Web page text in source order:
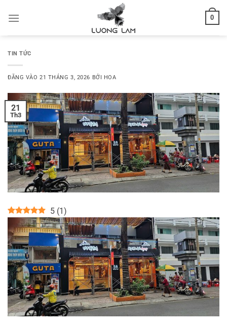
qua
0
TIN TỨC
ĐĂNG VÀO21 THÁNG 3, 2026 BỞI HOA
21
Th3
5 (1)